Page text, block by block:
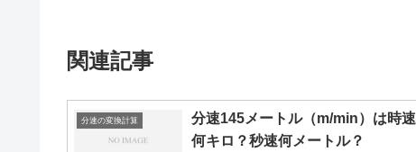
関連記事
分速の変換計算
分速145メートル（m/min）は時速
何キロ？秒速何メートル？